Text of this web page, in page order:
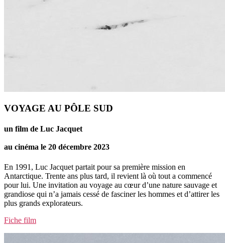
VOYAGE AU PÔLE SUD
un film de Luc Jacquet
au cinéma le 20 décembre 2023
En 1991, Luc Jacquet partait pour sa première mission en
Antarctique. Trente ans plus tard, il revient là où tout a commencé
pour lui. Une invitation au voyage au cœur d’une nature sauvage et
grandiose qui n’a jamais cessé de fasciner les hommes et d’attirer les
plus grands explorateurs.
Fiche film